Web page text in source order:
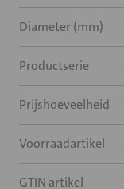
Diameter (mm)
Productserie
Prijshoeveelheid
Voorraadartikel
GTIN artikel